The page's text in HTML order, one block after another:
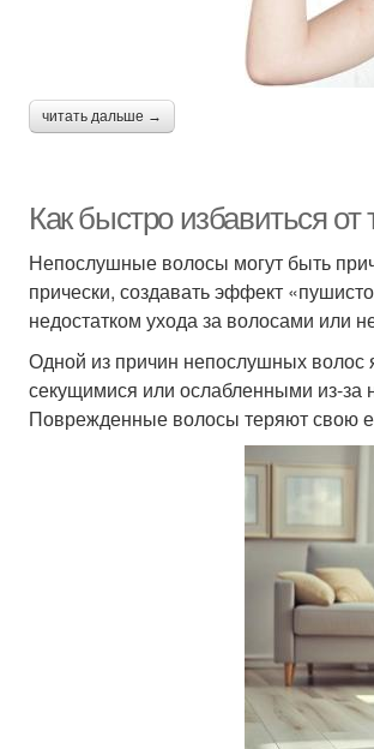
читать дальше →
Как быстро избавиться
Непослушные волосы могут быть
прически, создавать эффект
недостатком ухода за волосами или
Одной из причин непослушных волос
секущимися или ослабленными из-за
Поврежденные волосы теряют свою